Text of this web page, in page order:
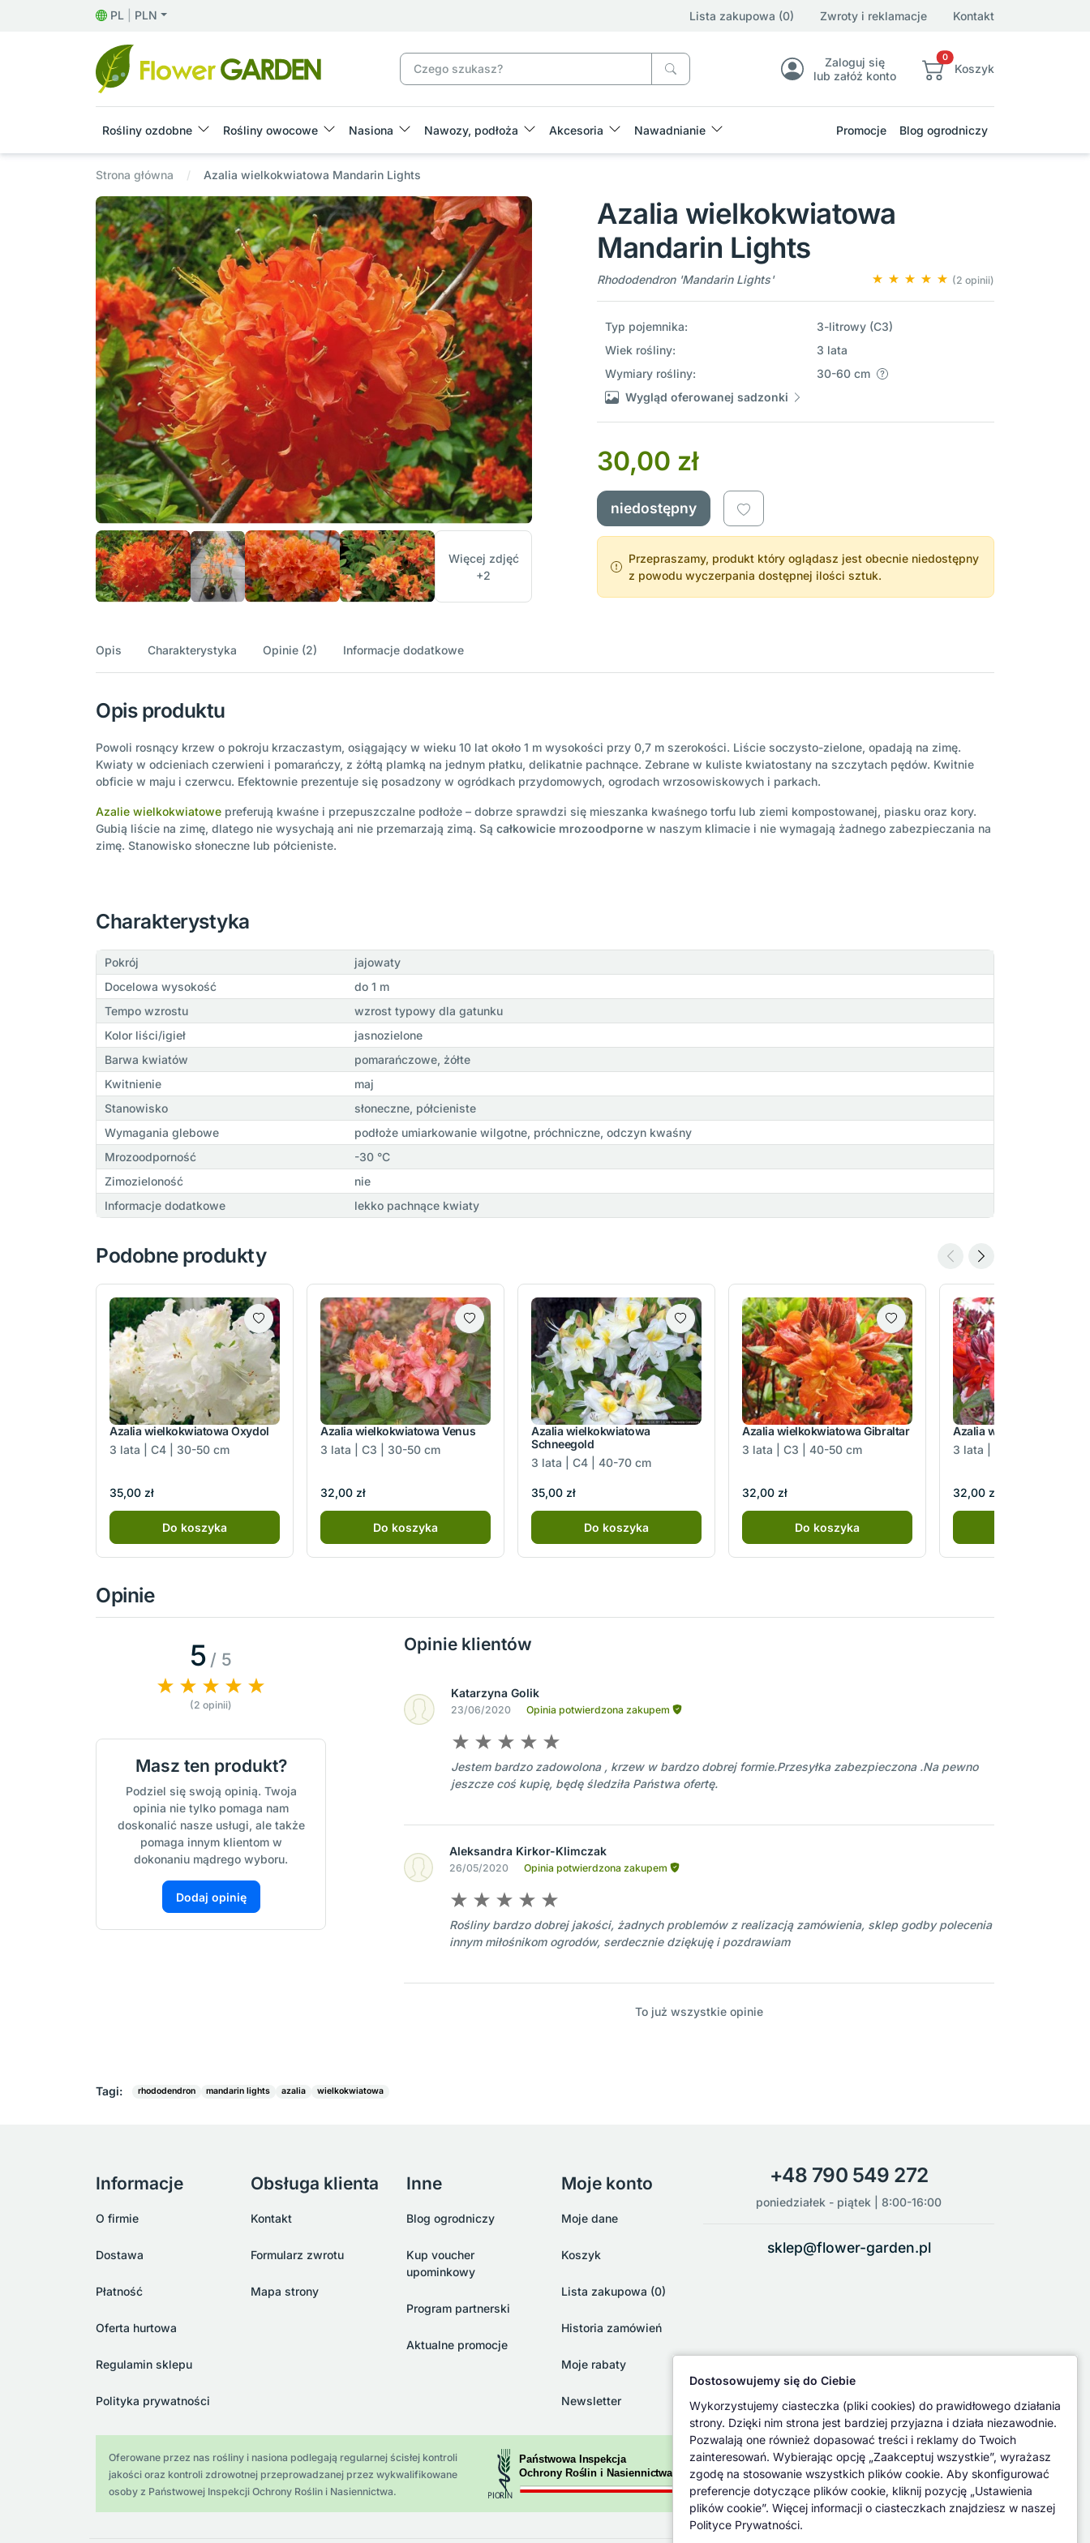
PL PLN Lista zakupowa (0) Zwroty i reklamacje Kontakt
Zaloguj się
lub załóż konto
0
Koszyk
Rośliny ozdobne Rośliny owocowe Nasiona Nawozy, podłoża Akcesoria Nawadnianie Promocje Blog ogrodniczy
Strona główna Azalia wielkokwiatowa Mandarin Lights
Więcej zdjęć
+2
Azalia wielkokwiatowa
Mandarin Lights
Rhododendron 'Mandarin Lights' (2 opinii)
Typ pojemnika:
3-litrowy (C3)
Wiek rośliny:
3 lata
Wymiary rośliny:
30-60 cm
Wygląd oferowanej sadzonki
30,00 zł
niedostępny
Przepraszamy, produkt który oglądasz jest obecnie niedostępny
z powodu wyczerpania dostępnej ilości sztuk.
Opis Charakterystyka Opinie (2) Informacje dodatkowe
Opis produktu
Powoli rosnący krzew o pokroju krzaczastym, osiągający w wieku 10 lat około 1 m wysokości przy 0,7 m szerokości. Liście soczysto-zielone, opadają na zimę.
Kwiaty w odcieniach czerwieni i pomarańczy, z żółtą plamką na jednym płatku, delikatnie pachnące. Zebrane w kuliste kwiatostany na szczytach pędów. Kwitnie
obficie w maju i czerwcu. Efektownie prezentuje się posadzony w ogródkach przydomowych, ogrodach wrzosowiskowych i parkach.
Azalie wielkokwiatowe preferują kwaśne i przepuszczalne podłoże – dobrze sprawdzi się mieszanka kwaśnego torfu lub ziemi kompostowanej, piasku oraz kory.
Gubią liście na zimę, dlatego nie wysychają ani nie przemarzają zimą. Są całkowicie mrozoodporne w naszym klimacie i nie wymagają żadnego zabezpieczania na
zimę. Stanowisko słoneczne lub półcieniste.
Charakterystyka
Pokrój
jajowaty
Docelowa wysokość
do 1 m
Tempo wzrostu
wzrost typowy dla gatunku
Kolor liści/igieł
jasnozielone
Barwa kwiatów
pomarańczowe, żółte
Kwitnienie
maj
Stanowisko
słoneczne, półcieniste
Wymagania glebowe
podłoże umiarkowanie wilgotne, próchniczne, odczyn kwaśny
Mrozoodporność
-30 °C
Zimozieloność
nie
Informacje dodatkowe
lekko pachnące kwiaty
Podobne produkty
Azalia wielkokwiatowa Oxydol
3 lata | C4 | 30-50 cm
35,00 zł
Do koszyka
Azalia wielkokwiatowa Venus
3 lata | C3 | 30-50 cm
32,00 zł
Do koszyka
Azalia wielkokwiatowa
Schneegold
3 lata | C4 | 40-70 cm
35,00 zł
Do koszyka
Azalia wielkokwiatowa Gibraltar
3 lata | C3 | 40-50 cm
32,00 zł
Do koszyka
Azalia wielkokwiatowa
3 lata | C3 | 30-60 cm
32,00 zł
Opinie
5 / 5
(2 opinii)
Masz ten produkt?
Podziel się swoją opinią. Twoja
opinia nie tylko pomaga nam
doskonalić nasze usługi, ale także
pomaga innym klientom w
dokonaniu mądrego wyboru.
Dodaj opinię
Opinie klientów
Katarzyna Golik
23/06/2020 Opinia potwierdzona zakupem
Jestem bardzo zadowolona , krzew w bardzo dobrej formie.Przesyłka zabezpieczona .Na pewno
jeszcze coś kupię, będę śledziła Państwa ofertę.
Aleksandra Kirkor-Klimczak
26/05/2020 Opinia potwierdzona zakupem
Rośliny bardzo dobrej jakości, żadnych problemów z realizacją zamówienia, sklep godby polecenia
innym miłośnikom ogrodów, serdecznie dziękuję i pozdrawiam
To już wszystkie opinie
Tagi: rhododendron mandarin lights azalia wielkokwiatowa
Informacje
O firmie
Dostawa
Płatność
Oferta hurtowa
Regulamin sklepu
Polityka prywatności
Obsługa klienta
Kontakt
Formularz zwrotu
Mapa strony
Inne
Blog ogrodniczy
Kup voucher
upominkowy
Program partnerski
Aktualne promocje
Moje konto
Moje dane
Koszyk
Lista zakupowa (0)
Historia zamówień
Moje rabaty
Newsletter
+48 790 549 272
poniedziałek - piątek | 8:00-16:00
sklep@flower-garden.pl
Oferowane przez nas rośliny i nasiona podlegają regularnej ścisłej kontroli
jakości oraz kontroli zdrowotnej przeprowadzanej przez wykwalifikowane
osoby z Państwowej Inspekcji Ochrony Roślin i Nasiennictwa.
Dostosowujemy się do Ciebie
Wykorzystujemy ciasteczka (pliki cookies) do prawidłowego działania
strony. Dzięki nim strona jest bardziej przyjazna i działa niezawodnie.
Pozwalają one również dopasować treści i reklamy do Twoich
zainteresowań. Wybierając opcję „Zaakceptuj wszystkie”, wyrażasz
zgodę na stosowanie wszystkich plików cookie. Aby skonfigurować
preferencje dotyczące plików cookie, kliknij pozycję „Ustawienia
plików cookie”. Więcej informacji o ciasteczkach znajdziesz w naszej
Polityce Prywatności.